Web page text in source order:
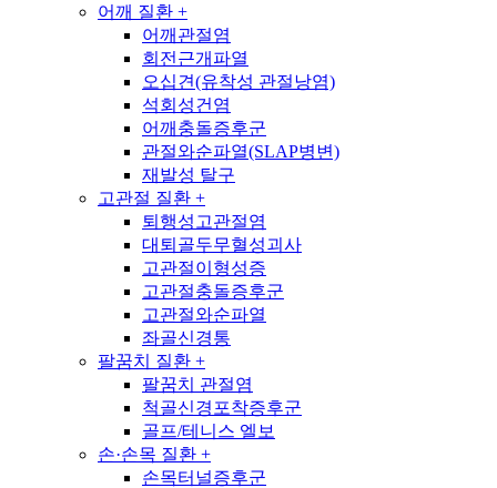
어깨 질환 +
어깨관절염
회전근개파열
오십견(유착성 관절낭염)
석회성건염
어깨충돌증후군
관절와순파열(SLAP병변)
재발성 탈구
고관절 질환 +
퇴행성고관절염
대퇴골두무혈성괴사
고관절이형성증
고관절충돌증후군
고관절와순파열
좌골신경통
팔꿈치 질환 +
팔꿈치 관절염
척골신경포착증후군
골프/테니스 엘보
손·손목 질환 +
손목터널증후군